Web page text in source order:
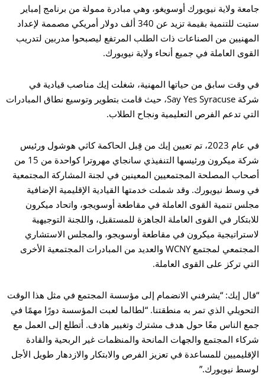
جامعة ولاية نيويورك أوسويغو، وهي مبادرة ممولة من برنامج إمباير
ستيت للتنمية بقيمة تزيد عن 340 ألف دولار أمريكي مصممة لإعداد
المهنيين من الصناعات ذات الطلب المرتفع ليصبحوا مدربين لتدريب
القوى العاملة في جميع أنحاء ولاية نيويورك.
في وقت سابق من حياتها المهنية، شغلت إيك مناصب قيادية في
شركة Say Yes Syracuse، حيث قامت بتطوير وتوسيع نطاق المبادرات
التي تدعم الفرص التعليمية ونجاح الطلاب.
في عام 2023، تم تعيين إيك من قِبل الحاكمة كاثي هوشول ورئيس
شركة ميكرون ورئيسها التنفيذي سانجاي مهروترا كواحدة من 15 من
أصحاب المصلحة المجتمعيين المعينين في لجنة المشاركة المجتمعية
في وسط نيويورك. وقد شملت خدمتها القيادية الإقليمية الإضافية
مجلس تنمية القوى العاملة في مقاطعة أوسويجو، واتحاد ميكرون
للابتكار في القوى العاملة الجاهزة للمستقبل، واللجنة التوجيهية
لاستراتيجية ميكرون في مقاطعة أوسويجو، والمجلس الاستشاري
المجتمعي لمجتمع WCNY والعديد من المبادرات المجتمعية الأخرى
التي تركز على القوى العاملة.
“قال إيك: “يشرفني الانضمام إلى مؤسسة المجتمع في مثل هذا الوقت
التحويلي الذي تمر به منطقتنا. “لطالما لعبت المؤسسة دورًا مهمًا في
جمع الناس معًا حول هدف مشترك وتغيير هادف. أتطلع إلى العمل مع
شركاء المجتمع والجهات المانحة والمنظمات غير الربحية والقادة
الإقليميين للمساعدة في تعزيز الفرص والابتكار والازدهار طويل الأجل
لوسط نيويورك.”